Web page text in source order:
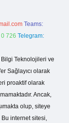
Teams:
726 Telegram:
Teknolojileri ve
Sağlayıcı olarak
proaktif olarak
Ancak,
olup, siteye
internet sitesi,